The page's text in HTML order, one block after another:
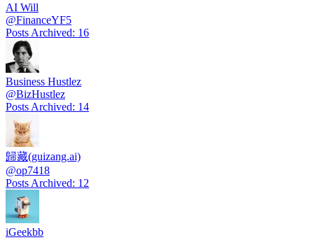
AI Will
@FinanceYF5
Posts Archived: 16
Business Hustlez
@BizHustlez
Posts Archived: 14
歸藏(guizang.ai)
@op7418
Posts Archived: 12
iGeekbb